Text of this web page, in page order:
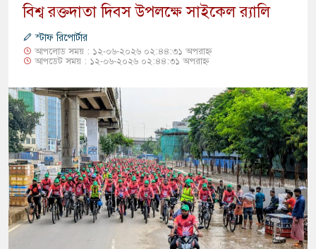
বিশ্ব রক্তদাতা দিবস উপলক্ষে সাইকেল র‍্যালি
স্টাফ রিপোর্টার
আপলোড সময় : ১২-০৬-২০২৬ ০২:৪৪:৩১ অপরাহ্ন
আপডেট সময় : ১২-০৬-২০২৬ ০২:৪৪:৩১ অপরাহ্ন